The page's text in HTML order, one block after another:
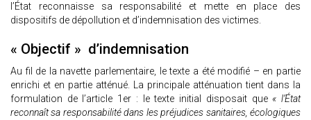
l’État reconnaisse sa responsabilité et mette en place des
dispositifs de dépollution et d’indemnisation des victimes.
« Objectif » d’indemnisation
Au fil de la navette parlementaire, le texte a été modifié – en partie
enrichi et en partie atténué. La principale atténuation tient dans la
formulation de l’article 1er : le texte initial disposait que « l’État
reconnaît sa responsabilité dans les préjudices sanitaires, écologiques